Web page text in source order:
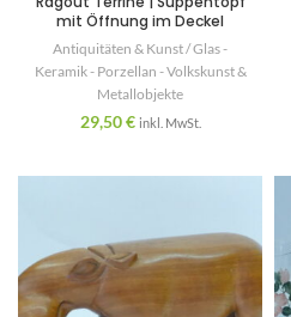
mit Öffnung im Deckel
Antiquitäten & Kunst / Glas -
Keramik - Porzellan - Volkskunst &
Metallobjekte
29,50€ inkl. MwSt.